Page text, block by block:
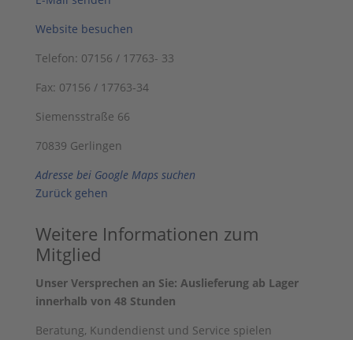
Website besuchen
Telefon: 07156 / 17763- 33
Fax: 07156 / 17763-34
Siemensstraße 66
70839 Gerlingen
Adresse bei Google Maps suchen
Zurück gehen
Weitere Informationen zum
Mitglied
Unser Versprechen an Sie: Auslieferung ab Lager
innerhalb von 48 Stunden
Beratung, Kundendienst und Service spielen